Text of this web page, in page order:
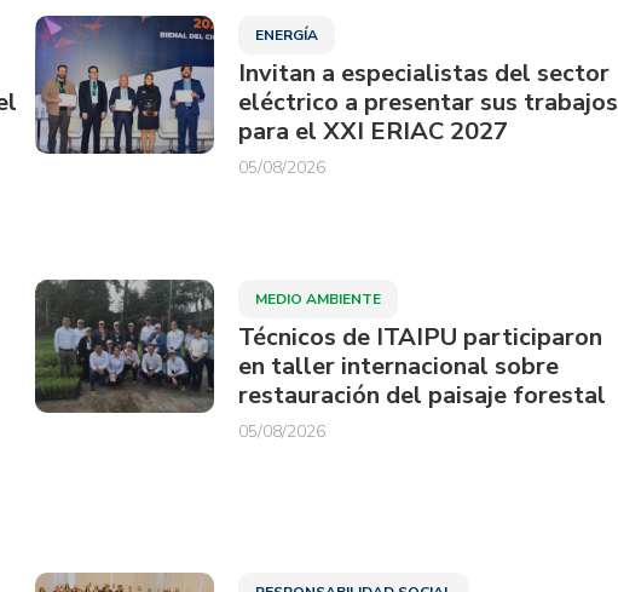
ENERGÍA
Invitan a especialistas del sector
eléctrico a presentar sus trabajos
para el XXI ERIAC 2027
05/08/2026
MEDIO AMBIENTE
Técnicos de ITAIPU participaron
en taller internacional sobre
restauración del paisaje forestal
05/08/2026